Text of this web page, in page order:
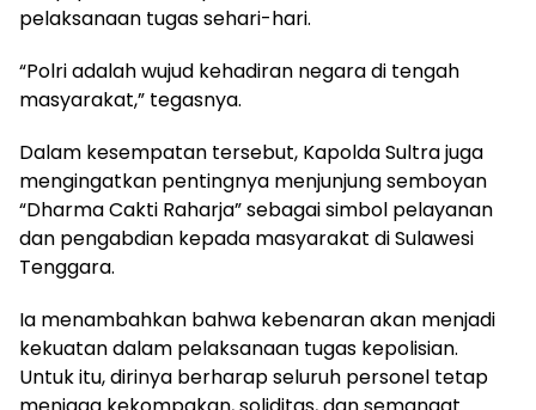
pelaksanaan tugas sehari-hari.
“Polri adalah wujud kehadiran negara di tengah
masyarakat,” tegasnya.
Dalam kesempatan tersebut, Kapolda Sultra juga
mengingatkan pentingnya menjunjung semboyan
“Dharma Cakti Raharja” sebagai simbol pelayanan
dan pengabdian kepada masyarakat di Sulawesi
Tenggara.
Ia menambahkan bahwa kebenaran akan menjadi
kekuatan dalam pelaksanaan tugas kepolisian.
Untuk itu, dirinya berharap seluruh personel tetap